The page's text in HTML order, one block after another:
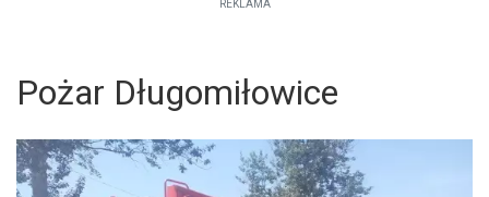
REKLAMA
Pożar Długomiłowice